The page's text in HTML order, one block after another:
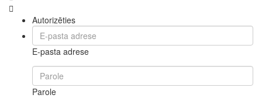
Autorizēties
E-pasta adrese
Parole